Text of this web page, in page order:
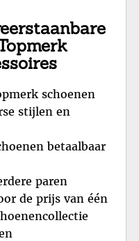
schoenen
stijlen en
betaalbaar
paren
de prijs van één